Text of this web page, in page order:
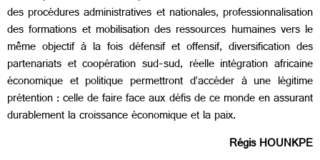
des procédures administratives et nationales, professionnalisation
des formations et mobilisation des ressources humaines vers le
même objectif à la fois défensif et offensif, diversification des
partenariats et coopération sud-sud, réelle intégration africaine
économique et politique permettront d’accéder à une légitime
prétention : celle de faire face aux défis de ce monde en assurant
durablement la croissance économique et la paix.
Régis HOUNKPE